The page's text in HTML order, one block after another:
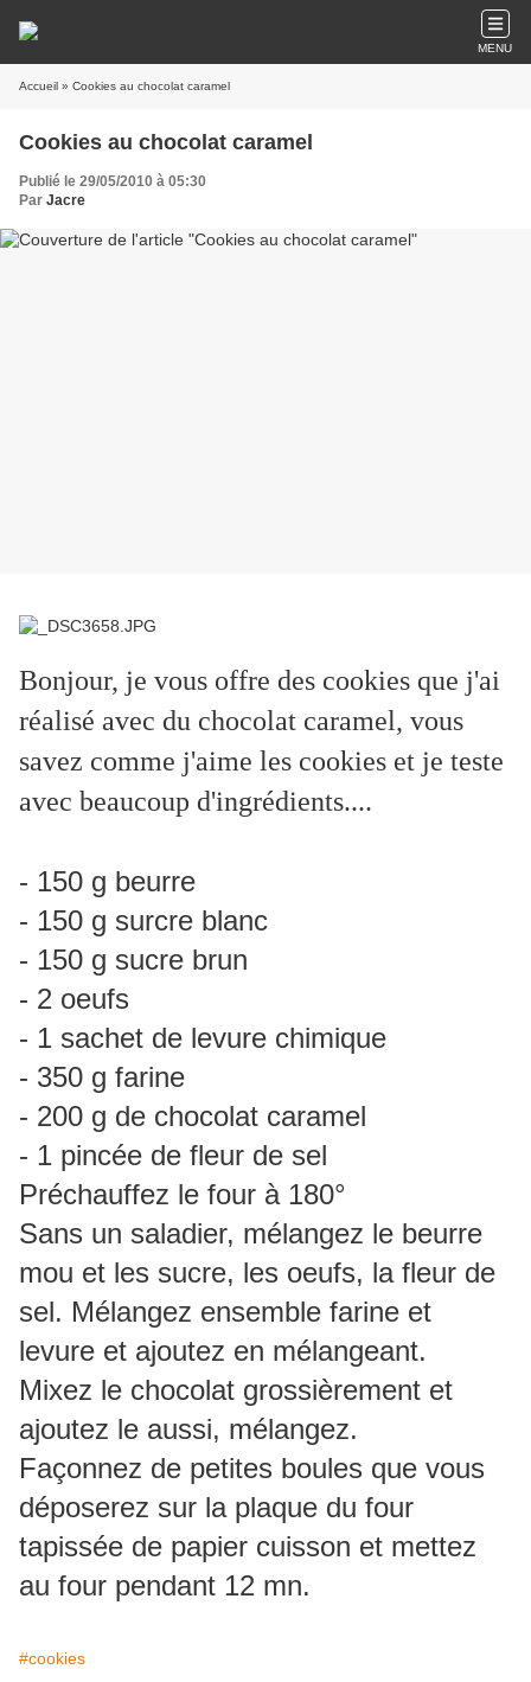
MENU
Accueil » Cookies au chocolat caramel
Cookies au chocolat caramel
Publié le 29/05/2010 à 05:30
Par Jacre
Bonjour, je vous offre des cookies que j'ai
réalisé avec du chocolat caramel, vous
savez comme j'aime les cookies et je teste
avec beaucoup d'ingrédients....
- 150 g beurre
- 150 g surcre blanc
- 150 g sucre brun
- 2 oeufs
- 1 sachet de levure chimique
- 350 g farine
- 200 g de chocolat caramel
- 1 pincée de fleur de sel
Préchauffez le four à 180°
Sans un saladier, mélangez le beurre
mou et les sucre, les oeufs, la fleur de
sel. Mélangez ensemble farine et
levure et ajoutez en mélangeant.
Mixez le chocolat grossièrement et
ajoutez le aussi, mélangez.
Façonnez de petites boules que vous
déposerez sur la plaque du four
tapissée de papier cuisson et mettez
au four pendant 12 mn.
#cookies